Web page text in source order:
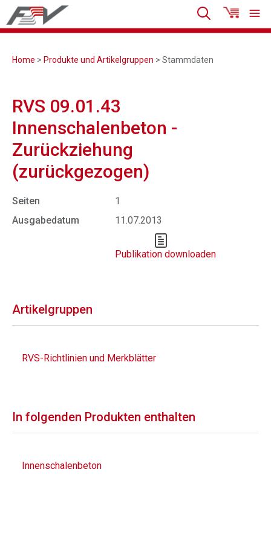
Home > Produkte und Artikelgruppen > Stammdaten
RVS 09.01.43
Innenschalenbeton -
Zurückziehung
(zurückgezogen)
Seiten
1
Ausgabedatum
11.07.2013
Publikation downloaden
Artikelgruppen
RVS-Richtlinien und Merkblätter
In folgenden Produkten enthalten
Innenschalenbeton